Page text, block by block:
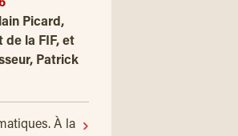
Picard,
de la FIF, et
Patrick
À la